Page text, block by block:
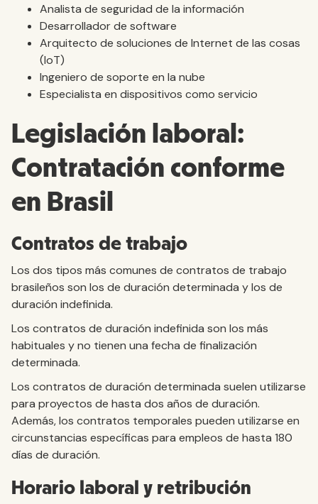
Analista de seguridad de la información
Desarrollador de software
Arquitecto de soluciones de Internet de las cosas
(IoT)
Ingeniero de soporte en la nube
Especialista en dispositivos como servicio
Legislación laboral:
Contratación conforme
en Brasil
Contratos de trabajo
Los dos tipos más comunes de contratos de trabajo
brasileños son los de duración determinada y los de
duración indefinida.
Los contratos de duración indefinida son los más
habituales y no tienen una fecha de finalización
determinada.
Los contratos de duración determinada suelen utilizarse
para proyectos de hasta dos años de duración.
Además, los contratos temporales pueden utilizarse en
circunstancias específicas para empleos de hasta 180
días de duración.
Horario laboral y retribución